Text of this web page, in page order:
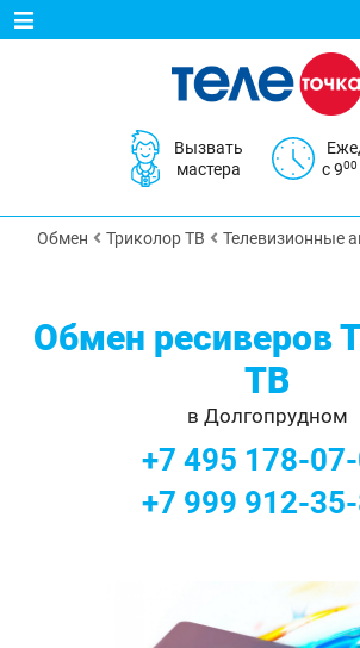
Вызвать
мастера
с 900
Обмен Триколор ТВ Телевизионные
Обмен ресиверов
ТВ
в Долгопрудном
+7 495 178-
+7 999 912-